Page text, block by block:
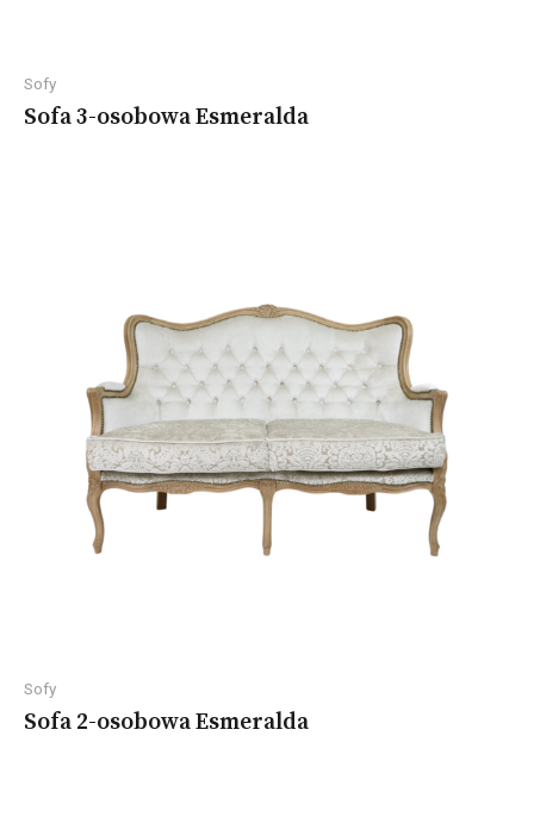
Sofy
Sofa 3-osobowa Esmeralda
Sofy
Sofa 2-osobowa Esmeralda